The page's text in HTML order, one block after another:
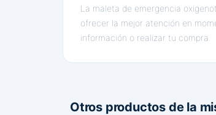
La maleta de emergencia
ofrecer la mejor atención en
información o realizar tu compra.
Otros productos de la